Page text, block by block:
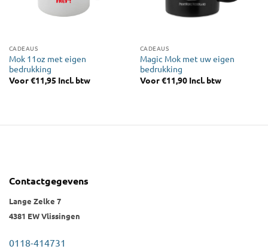
CADEAUS
Mok 11oz met eigen
bedrukking
Voor€11,95 Incl. btw
CADEAUS
Magic Mok met uw eigen
bedrukking
Voor€11,90 Incl. btw
Contactgegevens
Lange Zelke 7
4381 EW Vlissingen
0118-414731